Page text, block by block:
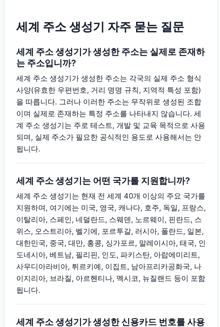
세계 주소 생성기 자주 묻는 질문
세계 주소 생성기가 생성한 주소는 실제로 존재하
는 주소입니까?
세계 주소 생성기가 생성한 주소는 각국의 실제 주소 형식
사양(유효한 우편번호, 거리 명명 규칙, 지역적 특성 포함)
을 따릅니다. 그러나 이러한 주소는 무작위로 생성된 조합
이며 실제로 존재하는 특정 주소를 나타내지 않습니다. 세
계 주소 생성기는 주로 테스트, 개발 및 교육 목적으로 사용
되며, 실제 주소가 필요한 공식적인 용도로 사용해서는 안
됩니다.
세계 주소 생성기는 어떤 국가를 지원합니까?
세계 주소 생성기는 현재 전 세계 40개 이상의 주요 국가를
지원하며, 여기에는 미국, 영국, 캐나다, 호주, 독일, 프랑스,
이탈리아, 스페인, 네덜란드, 스웨덴, 노르웨이, 핀란드, 스
위스, 오스트리아, 벨기에, 포르투갈, 러시아, 폴란드, 일본,
대한민국, 중국, 대만, 홍콩, 싱가포르, 말레이시아, 태국, 인
도네시아, 베트남, 필리핀, 인도, 파키스탄, 아랍에미리트,
사우디아라비아, 튀르키예, 이집트, 남아프리카공화국, 나
이지리아, 브라질, 아르헨티나, 멕시코, 뉴질랜드 등이 포함
됩니다.
세계 주소 생성기가 생성한 신용카드 번호를 사용